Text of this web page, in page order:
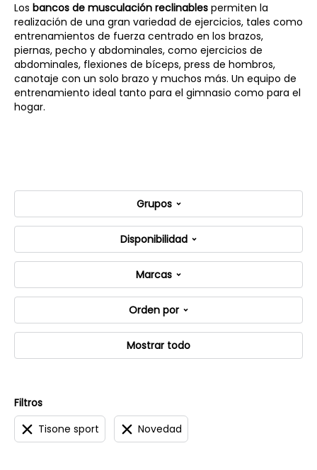
Los bancos de musculación reclinables permiten la
realización de una gran variedad de ejercicios, tales como
entrenamientos de fuerza centrado en los brazos,
piernas, pecho y abdominales, como ejercicios de
abdominales, flexiones de bíceps, press de hombros,
canotaje con un solo brazo y muchos más. Un equipo de
entrenamiento ideal tanto para el gimnasio como para el
hogar.
Grupos
Disponibilidad
Marcas
Orden por
Mostrar todo
Filtros
Tisone sport
Novedad